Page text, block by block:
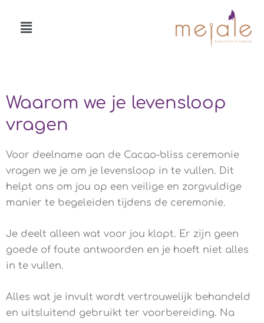
naarMenu
Waarom we je levensloop
vragen
Voor deelname aan de Cacao-bliss ceremonie
vragen we je om je levensloop in te vullen. Dit
helpt ons om jou op een veilige en zorgvuldige
manier te begeleiden tijdens de ceremonie.
Je deelt alleen wat voor jou klopt. Er zijn geen
goede of foute antwoorden en je hoeft niet alles
in te vullen.
Alles wat je invult wordt vertrouwelijk behandeld
en uitsluitend gebruikt ter voorbereiding. Na